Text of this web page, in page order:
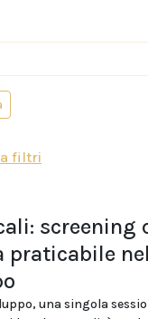
filtri
screening
una singola